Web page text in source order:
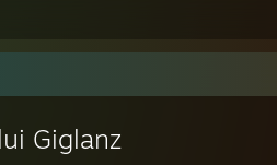
Giglanz